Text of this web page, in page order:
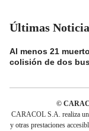
Últimas
Al menos 21
colisión de dos
©
CARACOL S.A. realiza
y otras prestaciones